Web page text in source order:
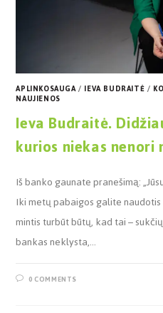
APLINKOSAUGA/ IEVA BUDRAITĖ/
NAUJIENOS
Ieva Budraitė.
kurios niekas
Iš banko gaunate pranešimą:
Iki metų pabaigos galite
mintis turbūt būtų, kad tai –
bankas neklysta,…
0 COMMENTS